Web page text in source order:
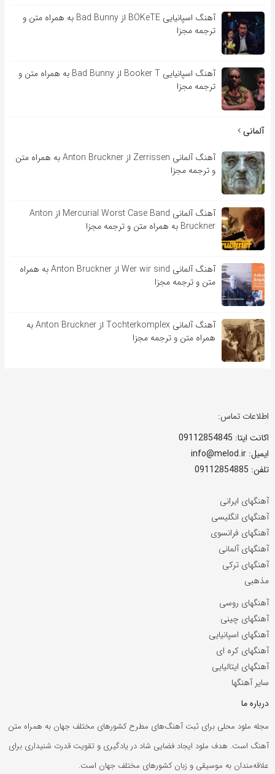
آهنگ اسپانیایی BOKeTE از Bad Bunny به همراه متن و
ترجمه مجزا
آهنگ اسپانیایی Booker T از Bad Bunny به همراه متن و
ترجمه مجزا
آلمانی
آهنگ آلمانی Zerrissen از Anton Bruckner به همراه متن
و ترجمه مجزا
آهنگ آلمانی Mercurial Worst Case Band از Anton
Bruckner به همراه متن و ترجمه مجزا
آهنگ آلمانی Wer wir sind از Anton Bruckner به همراه
متن و ترجمه مجزا
آهنگ آلمانی Tochterkomplex از Anton Bruckner به
همراه متن و ترجمه مجزا
اطلاعات تماس:
اکانت ایتا: 09112854845
ایمیل: info@melod.ir
تلفن: 09112854885
آهنگهای ایرانی
آهنگهای انگلیسی
آهنگهای فرانسوی
آهنگهای آلمانی
آهنگهای ترکی
مذهبی
آهنگهای روسی
آهنگهای چینی
آهنگهای اسپانیایی
آهنگهای کره ای
آهنگهای ایتالیایی
سایر آهنگها
درباره ما
مجله ملود محلی برای ثبت آهنگ‌های مطرح کشورهای مختلف جهان به همراه متن
آهنگ است. هدف ملود ایجاد فضایی شاد در یادگیری و تقویت قدرت شنیداری برای
علاقه‌مندان به موسیقی و زبان کشورهای مختلف جهان است.